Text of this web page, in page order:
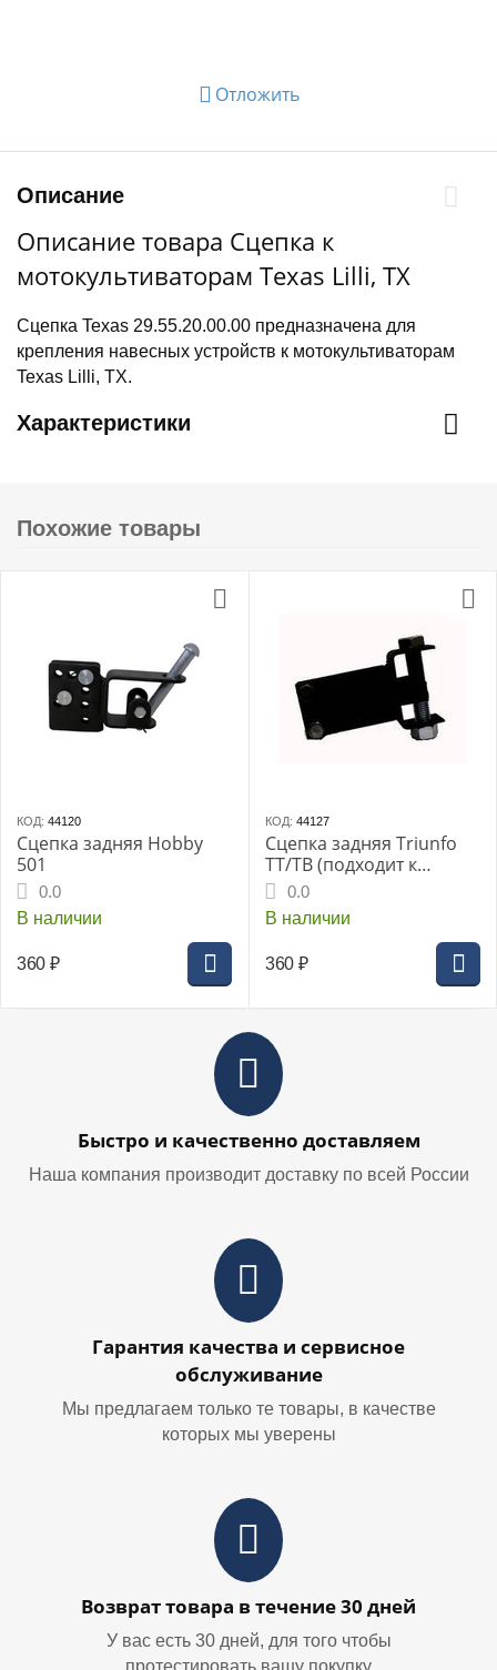
Отложить
Описание
Описание товара Сцепка к
мотокультиваторам Texas Lilli, TX
Сцепка Texas 29.55.20.00.00 предназначена для
крепления навесных устройств к мотокультиваторам
Texas Lilli, TX.
Характеристики
Похожие товары
КОД: 44120
Сцепка задняя Hobby
501
0.0
В наличии
360 ₽
КОД: 44127
Сцепка задняя Triunfo
TT/TB (подходит к
старой партии
культиваторов)
0.0
В наличии
360 ₽
Быстро и качественно доставляем
Наша компания производит доставку по всей России
Гарантия качества и сервисное
обслуживание
Мы предлагаем только те товары, в качестве
которых мы уверены
Возврат товара в течение 30 дней
У вас есть 30 дней, для того чтобы
протестировать вашу покупку